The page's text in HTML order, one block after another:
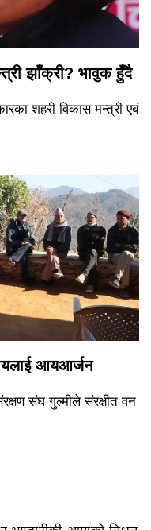
झाँक्री? भावुक हुँदै
शहरी विकास मन्त्री एबं
आयआर्जन
संघ गुल्मीले संरक्षीत वन